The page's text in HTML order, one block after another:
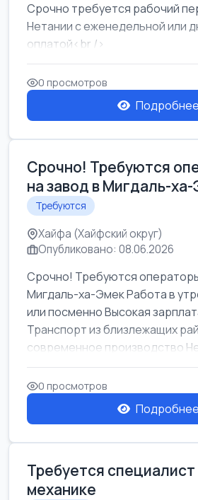
Срочно требуется рабочий
Нетании с еженедельной или
оплатой<br />
Свежие вакансии в Нетании
0 просмотров
Подробнее
Срочно! Требуются
на завод в Мигдаль-
Требуются
Хайфа (Хайфский округ)
Опубликовано: 08.06.2026
Срочно! Требуются
Мигдаль-ха-Эмек Работа в
или посменно Высокая
Транспорт из близлежащих
современное производство
0 просмотров
Подробнее
Требуется
механике